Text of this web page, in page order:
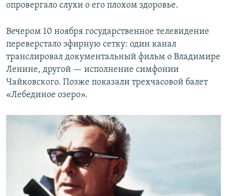
опровергало слухи о его плохом здоровье.
Вечером 10 ноября государственное телевидение
переверстало эфирную сетку: один канал
транслировал документальный фильм о Владимире
Ленине, другой — исполнение симфонии
Чайковского. Позже показали трехчасовой балет
«Лебединое озеро».